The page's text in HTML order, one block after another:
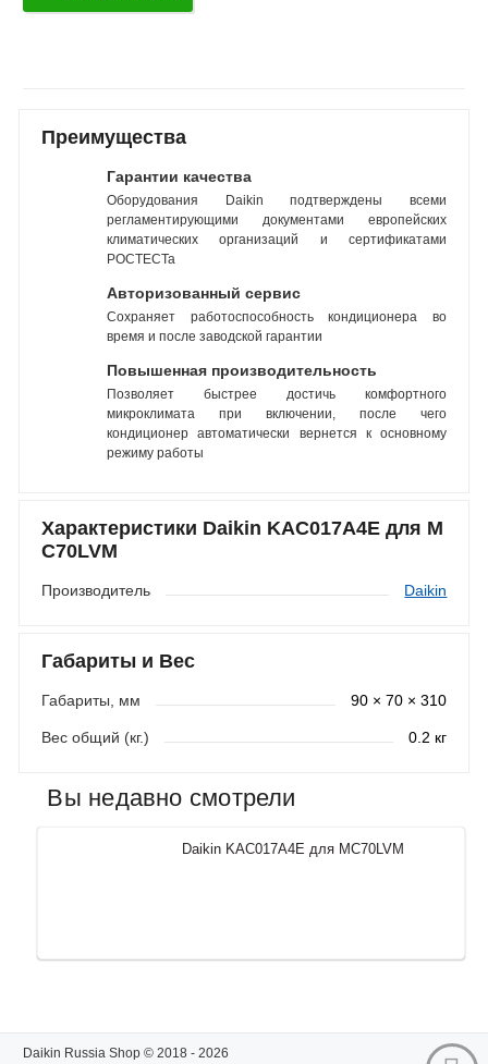
Преимущества
Гарантии качества
Оборудования Daikin подтверждены всеми
регламентирующими документами европейских
климатических организаций и сертификатами
РОСТЕСТа
Авторизованный сервис
Сохраняет работоспособность кондиционера во
время и после заводской гарантии
Повышенная производительность
Позволяет быстрее достичь комфортного
микроклимата при включении, после чего
кондиционер автоматически вернется к основному
режиму работы
Характеристики Daikin KAC017A4E для M
C70LVM
Производитель Daikin
Габариты и Вес
Габариты, мм 90 × 70 × 310
Вес общий (кг.) 0.2 кг
Вы недавно смотрели
Daikin KAC017A4E для MC70LVM
Daikin Russia Shop © 2018 - 2026